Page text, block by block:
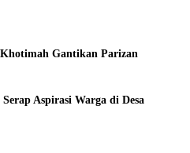
Gantikan Parizan
Aspirasi Warga di Desa